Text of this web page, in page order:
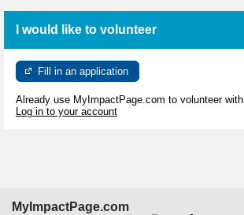
I would like to volunteer
Fill in an application
Already use MyImpactPage.com to volunteer with
Log in to your account
MyImpactPage.com